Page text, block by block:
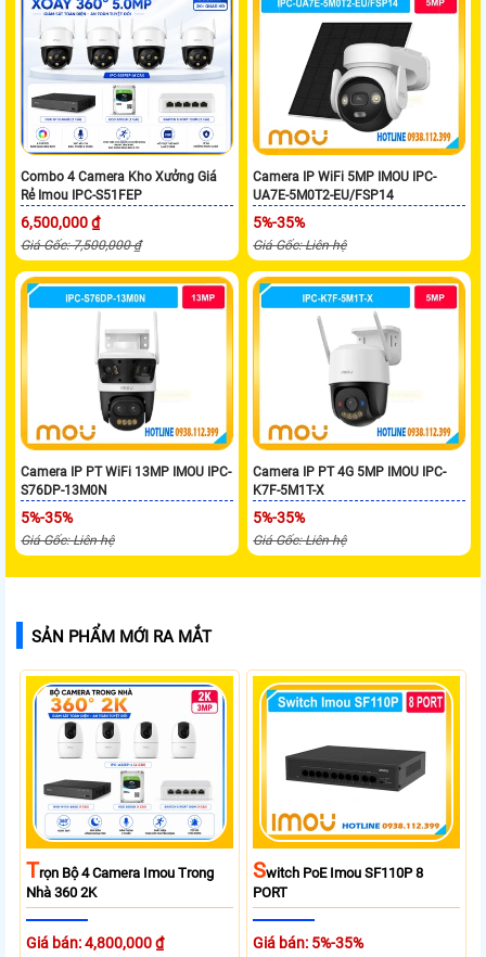
Combo 4 Camera Kho Xưởng Giá
Rẻ Imou IPC-S51FEP
6,500,000 ₫
Giá Gốc: 7,500,000 ₫
Camera IP WiFi 5MP IMOU IPC-
UA7E-5M0T2-EU/FSP14
5%-35%
Giá Gốc: Liên hệ
Camera IP PT WiFi 13MP IMOU IPC-
S76DP-13M0N
5%-35%
Giá Gốc: Liên hệ
Camera IP PT 4G 5MP IMOU IPC-
K7F-5M1T-X
5%-35%
Giá Gốc: Liên hệ
SẢN PHẨM MỚI RA MẮT
TRọn Bộ 4 Camera Imou Trong
Nhà 360 2K
Giá bán: 4,800,000 ₫
SWitch PoE Imou SF110P 8
PORT
Giá bán: 5%-35%